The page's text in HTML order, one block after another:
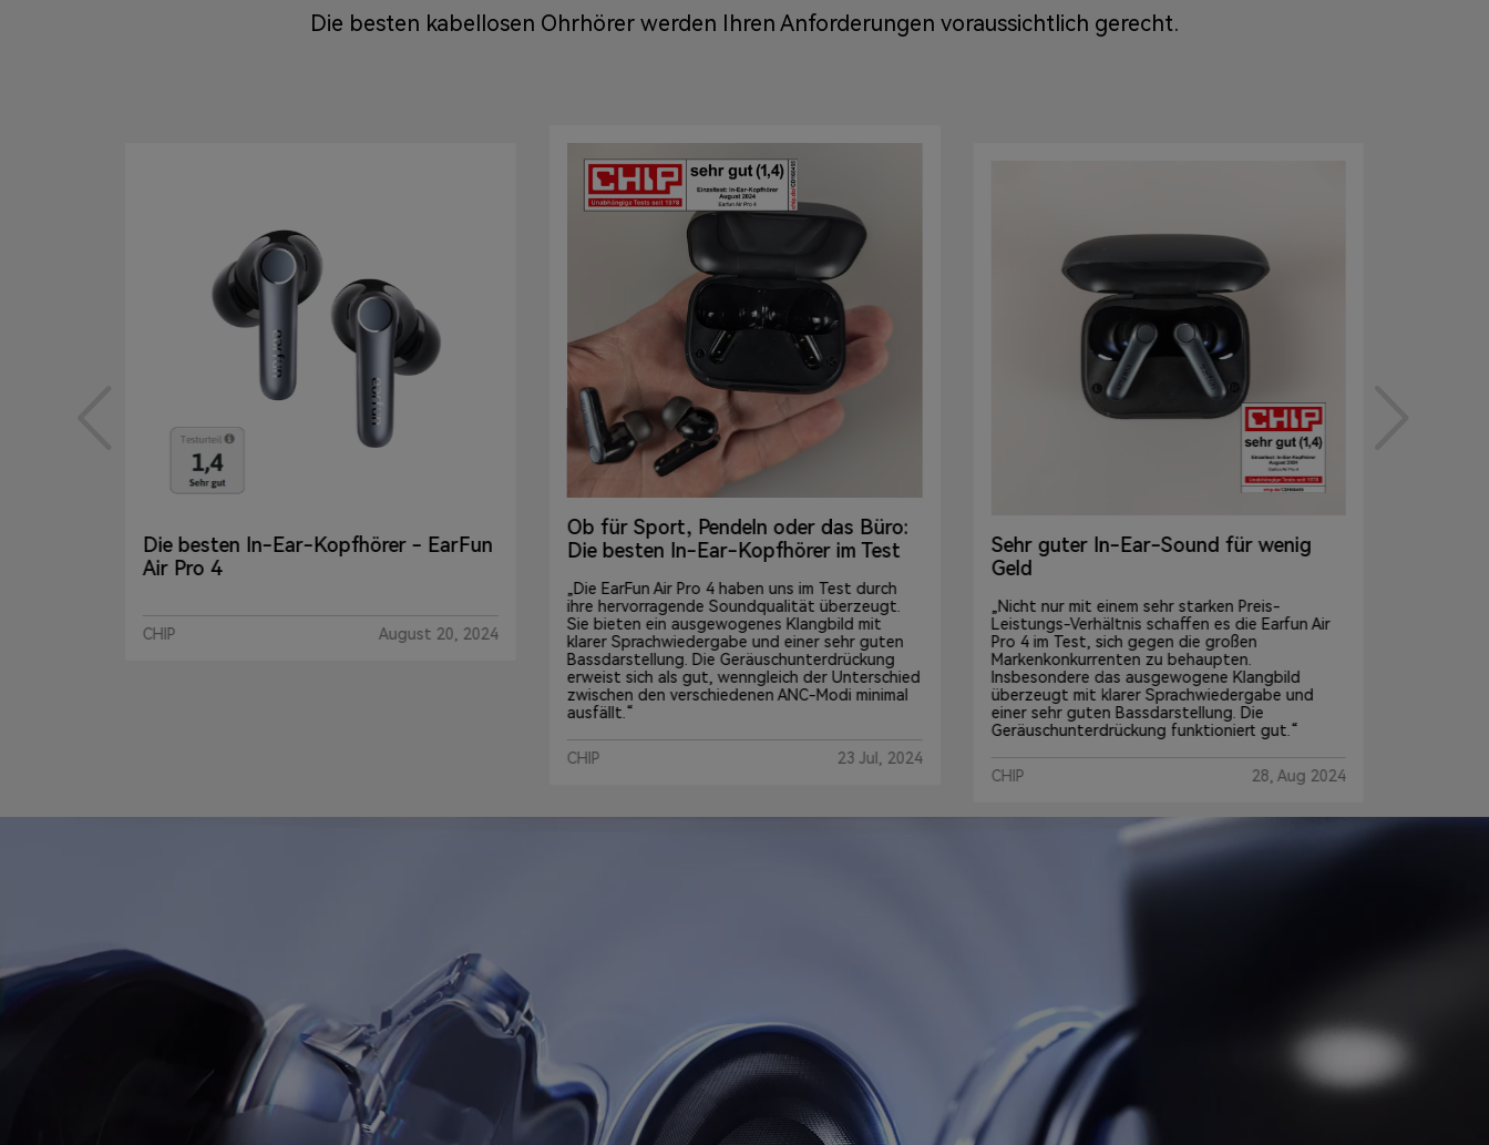
Die besten kabellosen Ohrhörer werden Ihren Anforderungen voraussichtlich gerecht.
- EarFun
August 20, 2024
Ob für Sport, Pendeln oder das Büro:
Die besten In-Ear-Kopfhörer im Test
ihre hervorragende Soundqualität überzeugt.
Sie bieten ein ausgewogenes Klangbild mit
erweist sich als gut, wenngleich der Unterschied
zwischen den verschiedenen ANC-Modi minimal
23 Jul, 2024
Sehr guter In-Ear-Sound für wenig
Geld
„Nicht nur mit einem sehr starken Preis-
Leistungs-Verhältnis schaffen es die Earfun Air
Pro 4 im Test, sich gegen die großen
Markenkonkurrenten zu behaupten.
Insbesondere das ausgewogene Klangbild
überzeugt mit klarer Sprachwiedergabe und
einer sehr guten Bassdarstellung. Die
28, Aug 2024
Gut klingende True Wireless In-Ears
Glänzen können die EarFun Air Pro 4 mit einer
erstaunlich umfangreichen Ausstattung zu
einem sehr attraktiven Preis. überzeugen die
vielseitig einsetzbaren True Wireless In-Ears mit
einer gelungenen, kraftvollen Klangwiedergabe
und einer wirkungsvollen
Geräuschunterdrückung. Äußerst bemerkenswert
ist zudem das breit aufgestellte Sortiment an